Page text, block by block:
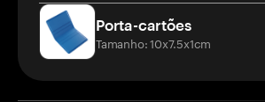
Porta-cartões
Tamanho: 10x7.5x1cm